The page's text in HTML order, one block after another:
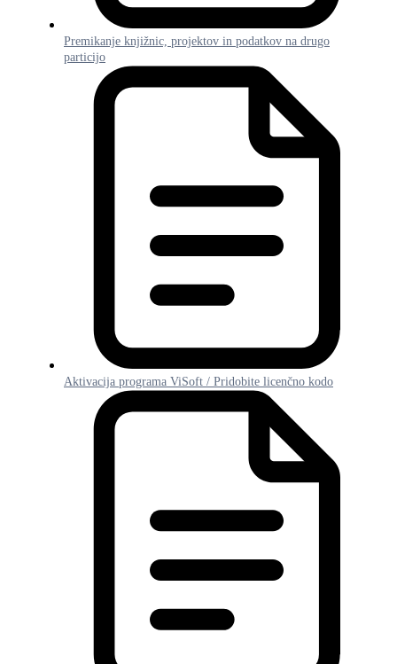
Premikanje knjižnic, projektov in podatkov na drugo
particijo
Aktivacija programa ViSoft / Pridobite licenčno kodo